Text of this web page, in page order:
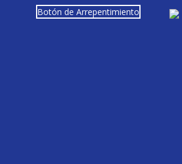
Botón de Arrepentimiento